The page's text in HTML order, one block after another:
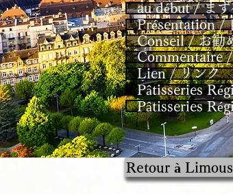
au début / ま
Présentation /
Conseil / お勧
Commentaire
Lien / リンク
Pâtisseries
Pâtisseries
Retour à